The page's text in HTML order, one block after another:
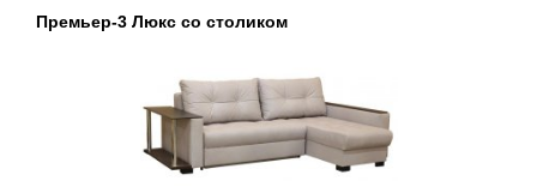
Премьер-3 Люкс со столиком